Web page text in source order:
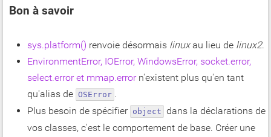
Bon à savoir
sys.platform() renvoie désormais linuxau lieu de linux2.
EnvironmentError, IOError, WindowsError, socket.error,
select.error et mmap.errorn'existent plus qu'en tant
qu'alias de OSError .
Plus besoin de spécifier object
dans la déclarations de
vos classes, c'est le comportement de base. Créer une